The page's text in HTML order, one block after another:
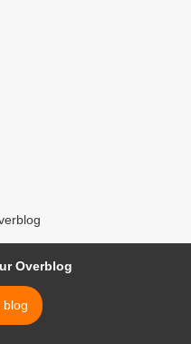
Overblog
blog